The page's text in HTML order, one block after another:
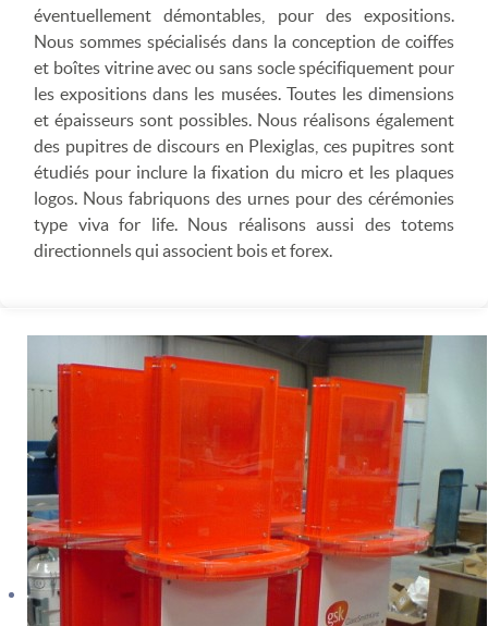
éventuellement démontables, pour des expositions.
Nous sommes spécialisés dans la conception de coiffes
et boîtes vitrine avec ou sans socle spécifiquement pour
les expositions dans les musées. Toutes les dimensions
et épaisseurs sont possibles. Nous réalisons également
des pupitres de discours en Plexiglas, ces pupitres sont
étudiés pour inclure la fixation du micro et les plaques
logos. Nous fabriquons des urnes pour des cérémonies
type viva for life. Nous réalisons aussi des totems
directionnels qui associent bois et forex.